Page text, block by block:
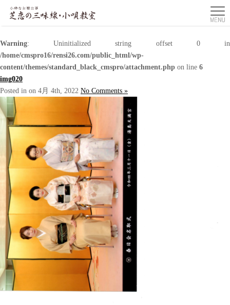
Warning: Uninitialized string offset 0 in
/home/cmspro16/rensi26.com/public_html/wp-
content/themes/standard_black_cmspro/attachment.php on line 6
img020
Posted in on 4月 4th, 2022 No Comments »